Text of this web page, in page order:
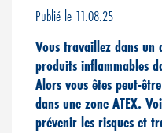
Publié le 11.08.25
Vous travaillez dans un
produits inflammables
Alors vous êtes peut-
dans une zone ATEX.
prévenir les risques et